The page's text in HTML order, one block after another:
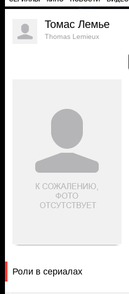
Томас Лемье
Thomas Lemieux
Роли в сериалах